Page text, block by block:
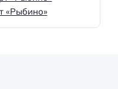
«Рыбино»